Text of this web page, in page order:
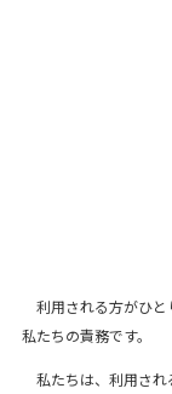
利用される方がひと
私たちの責務です。
私たちは、利用され